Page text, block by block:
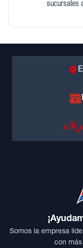
sucursales
Somos la empresa
con